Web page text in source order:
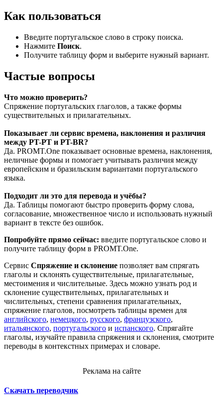
Как пользоваться
Введите португальское слово в строку поиска.
Нажмите Поиск.
Получите таблицу форм и выберите нужный вариант.
Частые вопросы
Что можно проверить?
Спряжение португальских глаголов, а также формы
существительных и прилагательных.
Показывает ли сервис времена, наклонения и различия
между PT-PT и PT-BR?
Да. PROMT.One показывает основные времена, наклонения,
неличные формы и помогает учитывать различия между
европейским и бразильским вариантами португальского
языка.
Подходит ли это для перевода и учёбы?
Да. Таблицы помогают быстро проверить форму слова,
согласование, множественное число и использовать нужный
вариант в тексте без ошибок.
Попробуйте прямо сейчас: введите португальское слово и
получите таблицу форм в PROMT.One.
Сервис Спряжение и склонение позволяет вам спрягать
глаголы и склонять существительные, прилагательные,
местоимения и числительные. Здесь можно узнать род и
склонение существительных, прилагательных и
числительных, степени сравнения прилагательных,
спряжение глаголов, посмотреть таблицы времен для
английского, немецкого, русского, французского,
итальянского, португальского и испанского. Спрягайте
глаголы, изучайте правила спряжения и склонения, смотрите
переводы в контекстных примерах и словаре.
Реклама на сайте
Скачать переводчик